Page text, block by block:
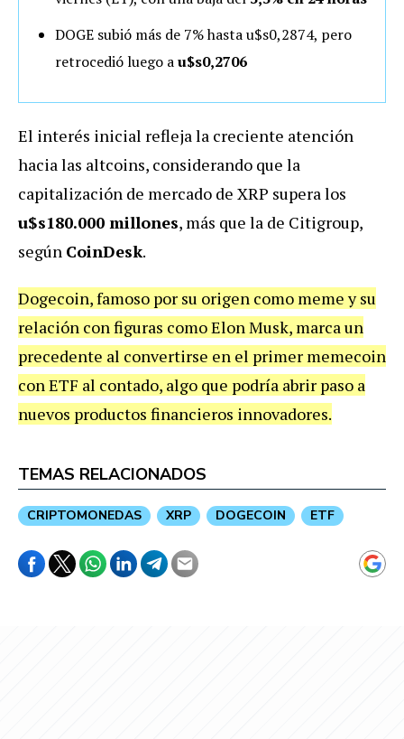
DOGE subió más de 7% hasta u$s0,2874, pero
retrocedió luego au$s0,2706
El interés inicial refleja la creciente atención
hacia las altcoins, considerando que la
capitalización de mercado de XRP supera los
u$s180.000 millones, más que la de Citigroup,
según CoinDesk.
Dogecoin, famoso por su origen como meme y su
relación con figuras como Elon Musk, marca un
precedente al convertirse en el primer memecoin
con ETF al contado, algo que podría abrir paso a
nuevos productos financieros innovadores.
TEMAS RELACIONADOS
CRIPTOMONEDAS XRP DOGECOIN ETF